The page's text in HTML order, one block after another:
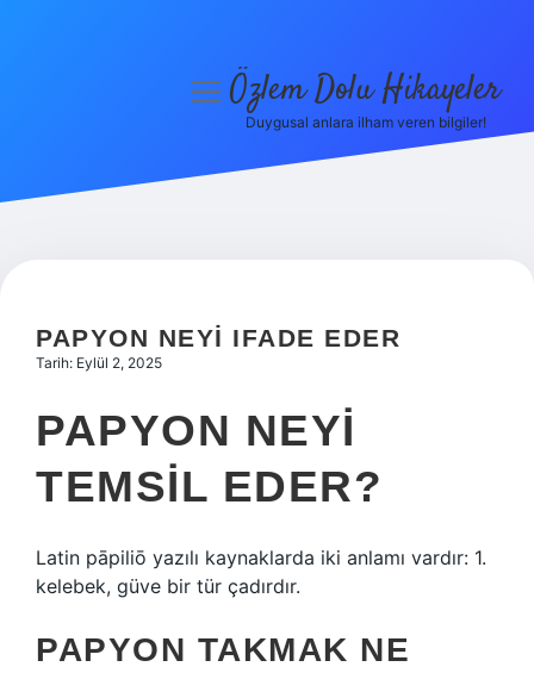
Hakkımızda
menüyüÖzlem Dolu Hikayeler
Duygusal anlara ilham veren bilgiler!
PAPYON NEYI IFADE EDER
Tarih: Eylül 2, 2025
PAPYON NEYI
TEMSIL EDER?
Latin pāpiliō yazılı kaynaklarda iki anlamı vardır: 1.
kelebek, güve bir tür çadırdır.
PAPYON TAKMAK NE